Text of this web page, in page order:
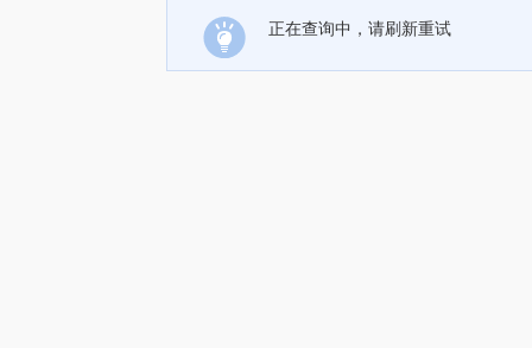
正在查询中，请刷新重试